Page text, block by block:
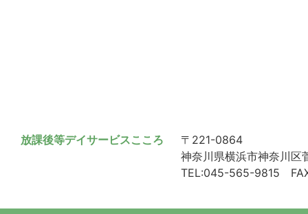
放課後等デイサービスこころ
〒221-0864
神奈川県横浜市神奈川区
TEL:045-565-9815